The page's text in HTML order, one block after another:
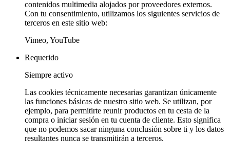
contenidos multimedia alojados por proveedores externos.
Con tu consentimiento, utilizamos los siguientes servicios de
terceros en este sitio web:
Vimeo, YouTube
Requerido
Siempre activo
Las cookies técnicamente necesarias garantizan únicamente
las funciones básicas de nuestro sitio web. Se utilizan, por
ejemplo, para permitirte reunir productos en tu cesta de la
compra o iniciar sesión en tu cuenta de cliente. Esto significa
que no podemos sacar ninguna conclusión sobre ti y los datos
resultantes nunca se transmitirán a terceros.